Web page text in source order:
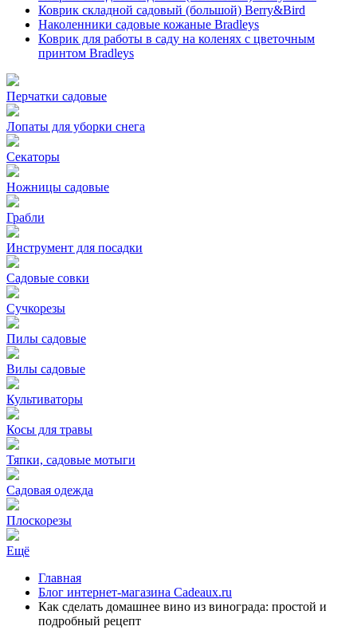
Коврик складной садовый (большой) Berry&Bird
Наколенники садовые кожаные Bradleys
Коврик для работы в саду на коленях с цветочным
принтом Bradleys
Перчатки садовые
Лопаты для уборки снега
Секаторы
Ножницы садовые
Грабли
Инструмент для посадки
Садовые совки
Сучкорезы
Пилы садовые
Вилы садовые
Культиваторы
Косы для травы
Тяпки, садовые мотыги
Садовая одежда
Плоскорезы
Ещё
Главная
Блог интернет-магазина Cadeaux.ru
Как сделать домашнее вино из винограда: простой и
подробный рецепт